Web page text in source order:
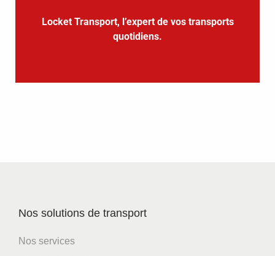
Locket Transport, l’expert de vos transports
quotidiens.
Nos solutions de transport
Nos services